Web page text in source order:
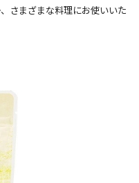
さまざまな料理にお使いいた